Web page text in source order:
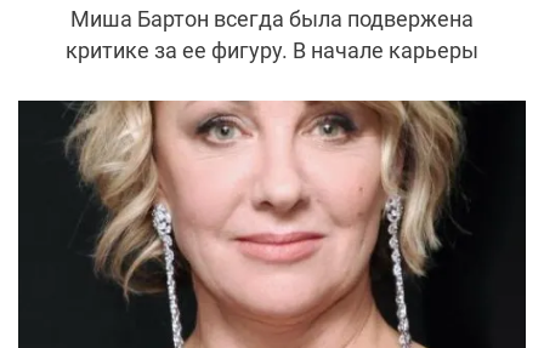
Миша Бартон всегда была подвержена
критике за ее фигуру. В начале карьеры
слишком худой, потом слишком полной. В
общем, телосложение звезды всегда
находилось под пристальным вниманием
публики. Чем же вызваны резкие
изменения в ее теле?